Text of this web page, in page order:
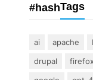
#hashTags
ai apache
drupal
firefox